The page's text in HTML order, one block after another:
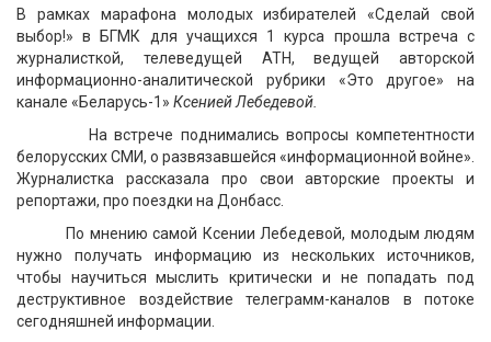
В рамках марафона молодых избирателей «Сделай свой
выбор!» в БГМК для учащихся 1 курса прошла встреча с
журналисткой, телеведущей АТН, ведущей авторской
информационно-аналитической рубрики «Это другое» на
канале «Беларусь-1» Ксенией Лебедевой.
На встрече поднимались вопросы компетентности
белорусских СМИ, о развязавшейся «информационной войне».
Журналистка рассказала про свои авторские проекты и
репортажи, про поездки на Донбасс.
По мнению самой Ксении Лебедевой, молодым людям
нужно получать информацию из нескольких источников,
чтобы научиться мыслить критически и не попадать под
деструктивное воздействие телеграмм-каналов в потоке
сегодняшней информации.